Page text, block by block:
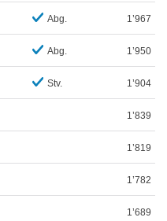
Abg. 1’967
Abg. 1’950
Stv. 1’904
1’839
1’819
1’782
1’689